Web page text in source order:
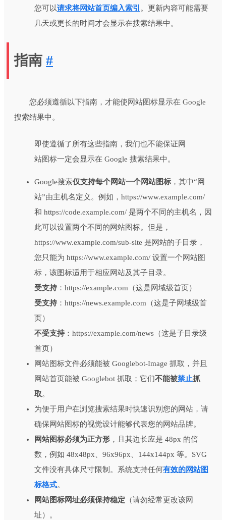
您可以请求将网站首页编入索引 。更新内容可能需要
几天或更长的时间才会显示在搜索结果中。
指南 #
您必须遵循以下指南，才能使网站图标显示在 Google
搜索结果中。
即使遵循了所有这些指南，我们也不能保证网
站图标一定会显示在 Google 搜索结果中。
Google搜索仅支持每个网站一个网站图标 ，其中“网
站”由主机名定义。例如，https://www.example.com/
和 https://code.example.com/ 是两个不同的主机名，因
此可以设置两个不同的网站图标。但是，
https://www.example.com/sub-site 是网站的子目录，
您只能为 https://www.example.com/ 设置一个网站图
标，该图标适用于相应网站及其子目录。
受支持：https://example.com（这是网域级首页）
受支持：https://news.example.com（这是子网域级首
页）
不受支持：https://example.com/news（这是子目录级
首页）
网站图标文件必须能被 Googlebot-Image 抓取，并且
网站首页能被 Googlebot 抓取；它们不能被禁止抓
取。
为便于用户在浏览搜索结果时快速识别您的网站，请
确保网站图标的视觉设计能够代表您的网站品牌。
网站图标必须为正方形 ，且其边长应是 48px 的倍
数，例如 48x48px、96x96px、144x144px 等。SVG
文件没有具体尺寸限制。系统支持任何有效的网站图
标格式。
网站图标网址必须保持稳定 （请勿经常更改该网
址）。